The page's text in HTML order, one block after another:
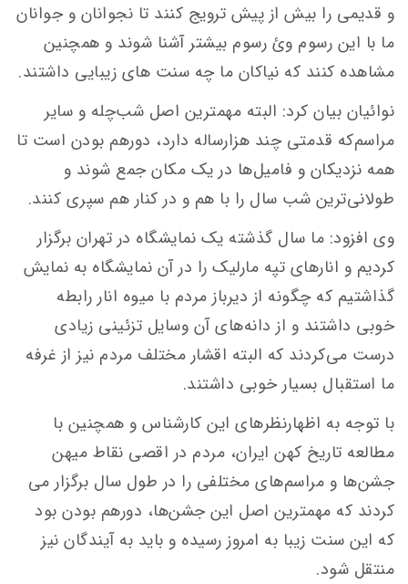
و قدیمی را بیش از پیش ترویج کنند تا نجوانان و جوانان
ما با این رسوم وئ رسوم بیشتر آشنا شوند و همچنین
مشاهده کنند که نیاکان ما چه سنت های زیبایی داشتند.
نوائیان بیان کرد: البته مهمترین اصل شب‌چله و سایر
مراسم‌که قدمتی چند هزارساله دارد، دورهم بودن است تا
همه نزدیکان و فامیل‌ها در یک مکان جمع شوند و
طولانی‌ترین شب سال را با هم و در کنار هم سپری کنند.
وی افزود: ما سال گذشته یک نمایشگاه در تهران برگزار
کردیم و انارهای تپه مارلیک را در آن نمایشگاه به نمایش
گذاشتیم که چگونه از دیرباز مردم با میوه انار رابطه
خوبی داشتند و از دانه‌های آن وسایل تزئینی زیادی
درست می‌کردند که البته اقشار مختلف مردم نیز از غرفه
ما استقبال بسیار خوبی داشتند.
با توجه به اظهارنظرهای این کارشناس و همچنین با
مطالعه تاریخ کهن ایران، مردم در اقصی نقاط میهن
جشن‌ها و مراسم‌های مختلفی را در طول سال برگزار می
کردند که مهمترین اصل این جشن‌ها، دورهم بودن بود
که این سنت زیبا به امروز رسیده و باید به آیندگان نیز
منتقل شود.